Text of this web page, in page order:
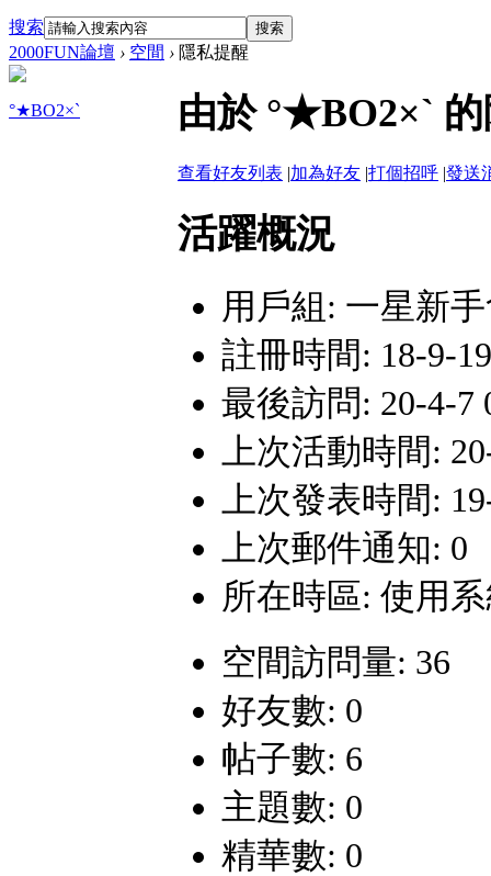
搜索 搜索
2000FUN論壇 › 空間 › 隱私提醒
°★BO2×` 由於 °★BO2×`
查看好友列表 |加為好友 |打個招呼 |發送
活躍概況
用戶組: 一星新
註冊時間: 18-9-
最後訪問: 20-4-7
上次活動時間:
上次發表時間:
上次郵件通知: 0
所在時區: 使用
空間訪問量: 36
好友數: 0
帖子數: 6
主題數: 0
精華數: 0